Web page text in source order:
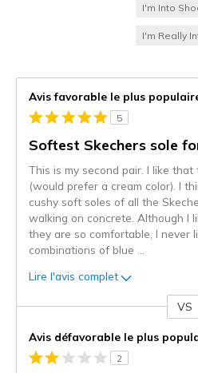
I'm Into
I'm Really
Avis favorable le plus
5
Softest Skechers sole
This is my second pair. I like
(would prefer a cream color). I
cushy soft soles of all the
walking on concrete. Although I
they are so comfortable, I never
combinations of blue
Lire l'avis complet
projecteur
sur
VS
Avis défavorable le plus
2